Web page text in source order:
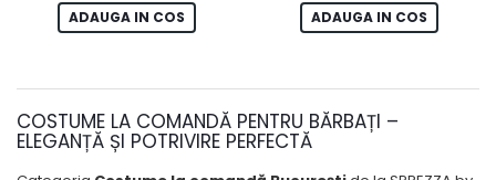
ADAUGA IN COS ADAUGA IN COS
COSTUME LA COMANDĂ PENTRU BĂRBAȚI –
ELEGANȚĂ ȘI POTRIVIRE PERFECTĂ